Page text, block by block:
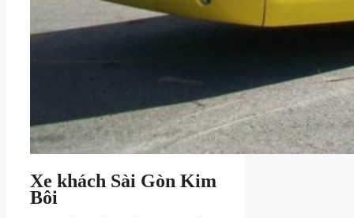
Xe khách Sài Gòn Kim
Bôi